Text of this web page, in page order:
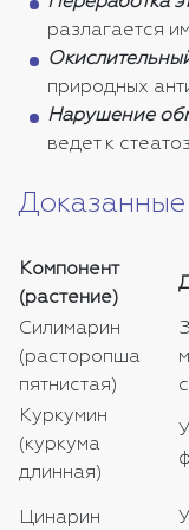
разлагается
природных
Нарушение
ведет к
Доказанные
Компонент
(растение)
Силимарин
(расторопша
пятнистая)
Куркумин
(куркума
длинная)
Цинарин